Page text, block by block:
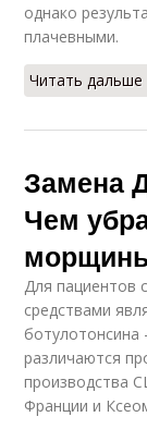
однако
плачевными.
Читать
Замена
Чем
Для пациентов
средствами
ботулотонсина
различаются
производства
Франции и